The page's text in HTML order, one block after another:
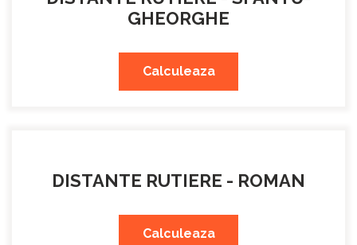
GHEORGHE
Calculeaza
DISTANTE RUTIERE - ROMAN
Calculeaza